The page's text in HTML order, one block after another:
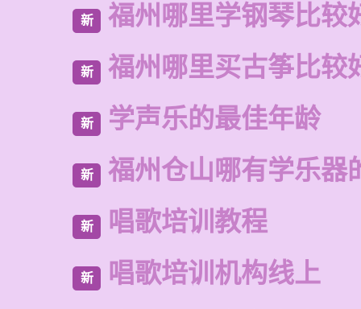
新 福州哪里学钢琴比较
新 福州哪里买古筝比较
新 学声乐的最佳年龄
新 福州仓山哪有学乐器
新 唱歌培训教程
新 唱歌培训机构线上